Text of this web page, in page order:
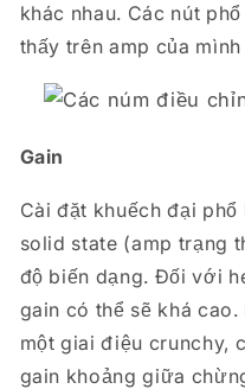
khác nhau. Các nút
thấy trên amp của
Gain
Cài đặt khuếch đại
solid state (amp trạng
độ biến dạng. Đối với
gain có thể sẽ khá
một giai điệu crunchy,
gain khoảng giữa